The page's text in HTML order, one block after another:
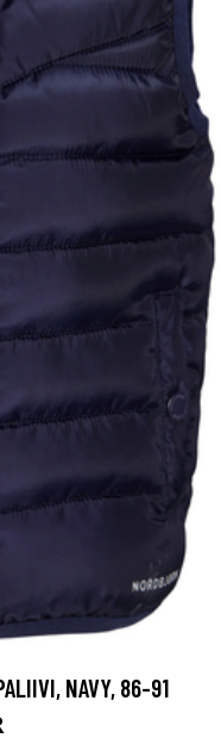
NAVY, 86-91